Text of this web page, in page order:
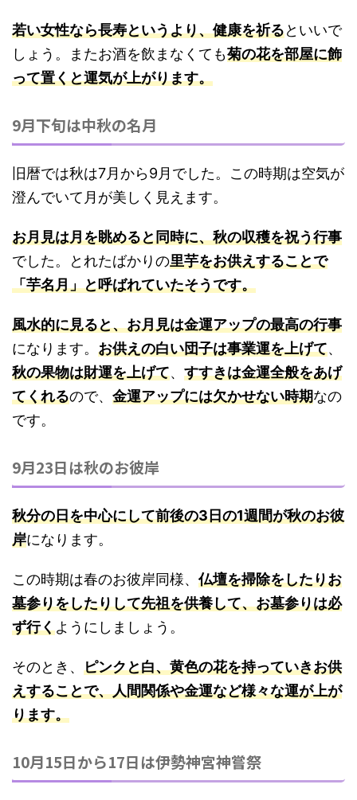
若い女性なら長寿というより、健康を祈るといいで
しょう。またお酒を飲まなくても菊の花を部屋に飾
って置くと運気が上がります。
9月下旬は中秋の名月
旧暦では秋は7月から9月でした。この時期は空気が
澄んでいて月が美しく見えます。
お月見は月を眺めると同時に、秋の収穫を祝う行事
でした。とれたばかりの里芋をお供えすることで
「芋名月」と呼ばれていたそうです。
風水的に見ると、お月見は金運アップの最高の行事
になります。 お供えの白い団子は事業運を上げて、
秋の果物は財運を上げて、 すすきは金運全般をあげ
てくれるので、 金運アップには欠かせない時期なの
です。
9月23日は秋のお彼岸
秋分の日を中心にして前後の3日の1週間が秋のお彼
岸になります。
この時期は春のお彼岸同様、仏壇を掃除をしたりお
墓参りをしたりして先祖を供養して、お墓参りは必
ず行くようにしましょう。
そのとき、 ピンクと白、黄色の花を持っていきお供
えすることで、人間関係や金運など様々な運が上が
ります。
10月15日から17日は伊勢神宮神嘗祭